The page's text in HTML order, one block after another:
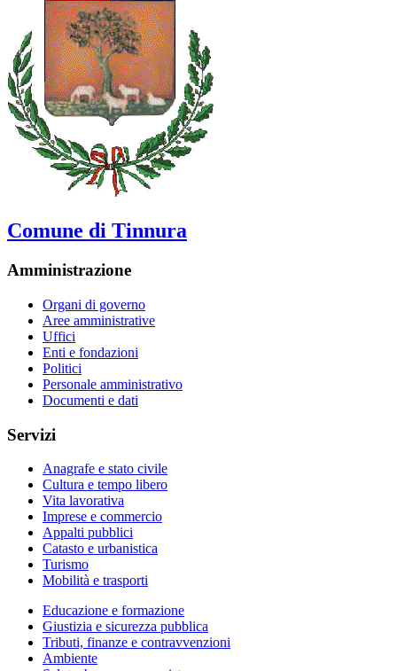
Comune di Tinnura
Amministrazione
Organi di governo
Aree amministrative
Uffici
Enti e fondazioni
Politici
Personale amministrativo
Documenti e dati
Servizi
Anagrafe e stato civile
Cultura e tempo libero
Vita lavorativa
Imprese e commercio
Appalti pubblici
Catasto e urbanistica
Turismo
Mobilità e trasporti
Educazione e formazione
Giustizia e sicurezza pubblica
Tributi, finanze e contravvenzioni
Ambiente